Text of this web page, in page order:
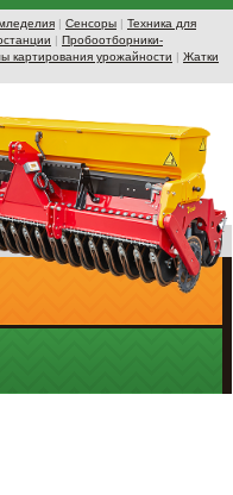
| Сенсоры | Техника для
| Пробоотборники-
картирования урожайности | Жатки